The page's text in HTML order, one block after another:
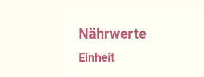
Nährwerte
Einheit